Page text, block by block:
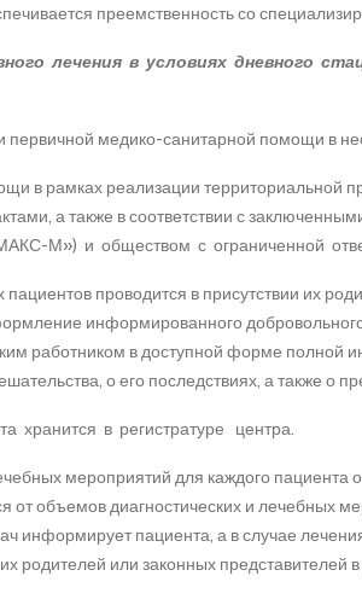
преемственность со
лечения в условиях дневного
первичной медико-санитарной помощи в
в рамках реализации территориальной
а также в соответствии с
М») и обществом с ограниченной
проводится в присутствии их
информированного
работником в доступной форме
о его последствиях, а также о
хранится в регистратуре центра.
мероприятий для каждого
от объемов диагностических и
информирует пациента, а в случае
родителей или законных